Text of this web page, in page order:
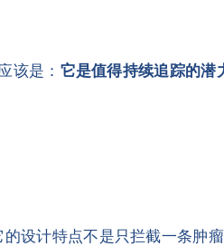
该是： 它是值得持续追踪的潜
的设计特点不是只拦截一条肿